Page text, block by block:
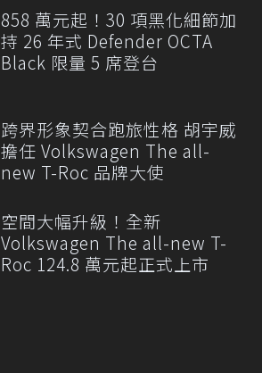
858 萬元起！30 項黑化細節加
持 26 年式 Defender OCTA
Black 限量 5 席登台
跨界形象契合跑旅性格 胡宇威
擔任 Volkswagen The all-
new T-Roc 品牌大使
空間大幅升級！全新
Volkswagen The all-new T-
Roc 124.8 萬元起正式上市